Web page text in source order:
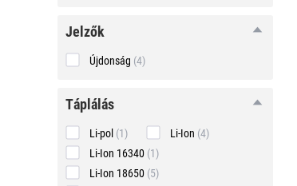
Jelzők
Újdonság (4)
táplálás
táplálás
Li-pol (1) Li-Ion (4)
Li-Ion 16340 (1)
Li-Ion 18650 (5)